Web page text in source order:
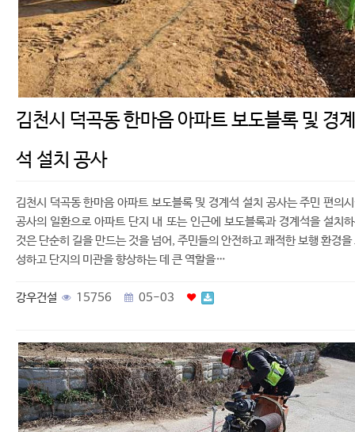
김천시 덕곡동 한마음 아파트 보도블록 및 경계
석 설치 공사
김천시 덕곡동 한마음 아파트 보도블록 및 경계석 설치 공사는 주민 편의
공사의 일환으로 아파트 단지 내 또는 인근에 보도블록과 경계석을 설치
것은 단순히 길을 만드는 것을 넘어, 주민들의 안전하고 쾌적한 보행 환경을
성하고 단지의 미관을 향상하는 데 큰 역할을…
강우건설 15756 05-03